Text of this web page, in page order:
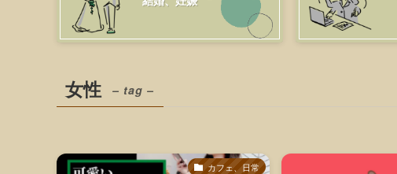
女性 – tag –
カフェ、日常